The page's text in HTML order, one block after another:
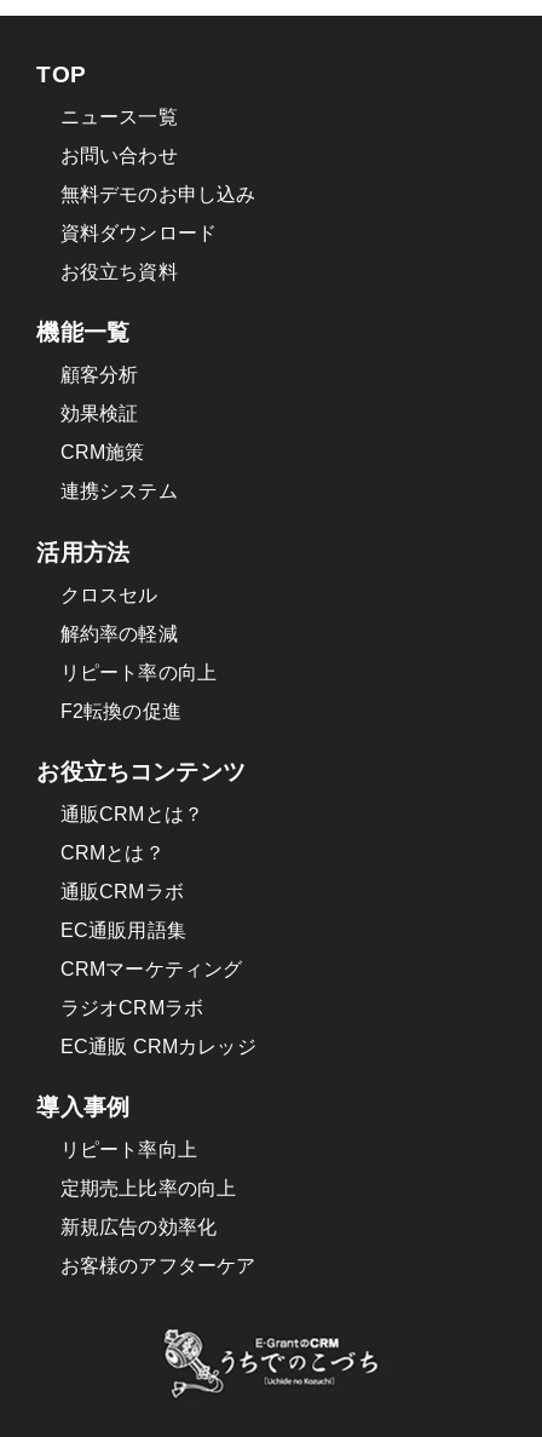
TOP
ニュース一覧
お問い合わせ
無料デモのお申し込み
資料ダウンロード
お役立ち資料
機能一覧
顧客分析
効果検証
CRM施策
連携システム
活用方法
クロスセル
解約率の軽減
リピート率の向上
F2転換の促進
お役立ちコンテンツ
通販CRMとは？
CRMとは？
通販CRMラボ
EC通販用語集
CRMマーケティング
ラジオCRMラボ
EC通販 CRMカレッジ
導入事例
リピート率向上
定期売上比率の向上
新規広告の効率化
お客様のアフターケア